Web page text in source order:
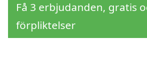
Få 3 erbjudanden, gratis
förpliktelser